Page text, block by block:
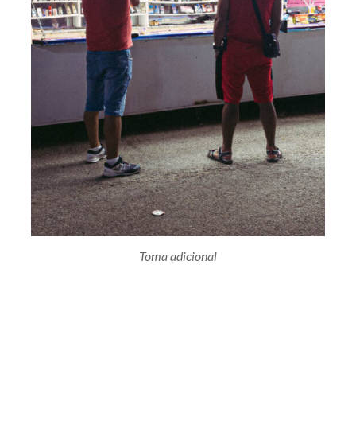
Toma adicional